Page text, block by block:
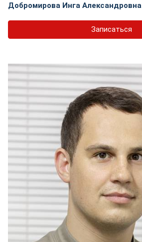
Добромирова Инга Александровна
Записаться